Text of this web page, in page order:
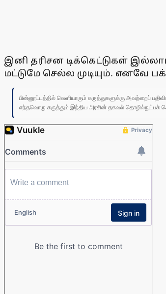
இனி தரிசன டிக்கெட்டுகள்
மட்டுமே செல்ல முடியும்.
பின்னூட்டத்தில் வெளியாகும் கருத்துகளுக்கு அவற்றைப்
எந்தவொரு கருத்தும் இந்திய அரசின் தகவல் தொழில்நுட்பக்